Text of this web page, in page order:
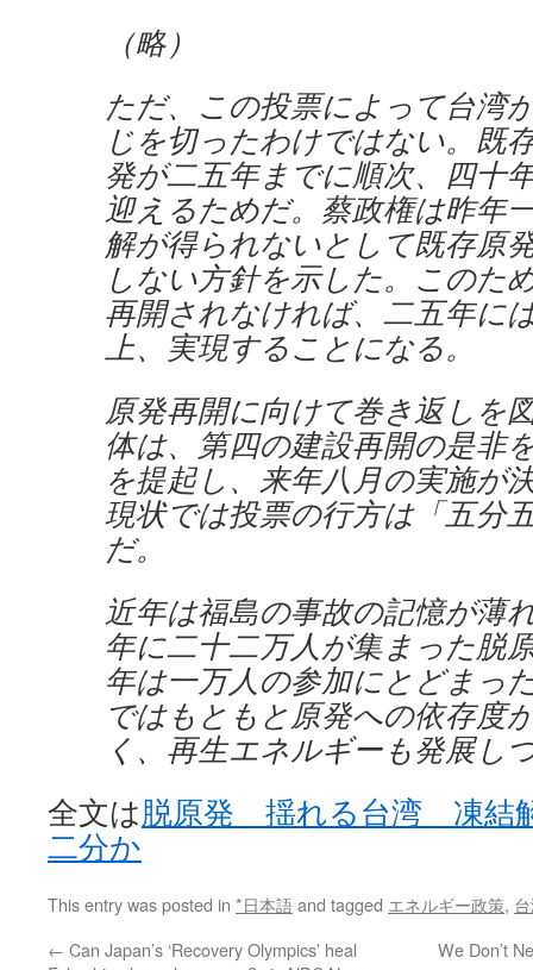
（略）
ただ、この投票によって台湾
じを切ったわけではない。既
発が二五年までに順次、四十
迎えるためだ。蔡政権は昨年
解が得られないとして既存原
しない方針を示した。このた
再開されなければ、二五年に
上、実現することになる。
原発再開に向けて巻き返しを
体は、第四の建設再開の是非
を提起し、来年八月の実施が
現状では投票の行方は「五分
だ。
近年は福島の事故の記憶が薄
年に二十二万人が集まった脱
年は一万人の参加にとどまっ
ではもともと原発への依存度
く、再生エネルギーも発展し
全文は脱原発 揺れる台湾 凍結
二分か
This entry was posted in *日本語and tagged エネルギー政策,
← Can Japan’s ‘Recovery Olympics’ heal
We Don’t